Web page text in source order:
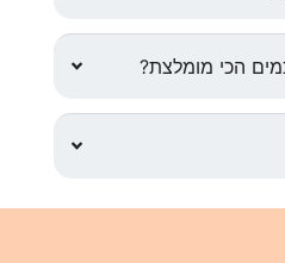
הכי מומלצת?